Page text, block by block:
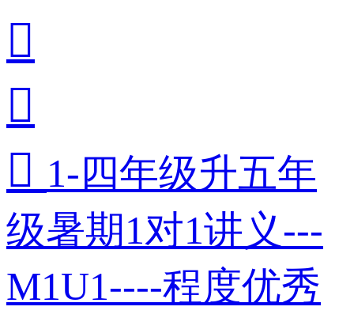


 1-四年级升五年
级暑期1对1讲义---
M1U1----程度优秀